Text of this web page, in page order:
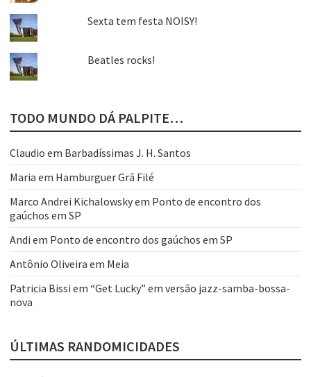
Sexta tem festa NOISY!
Beatles rocks!
TODO MUNDO DÁ PALPITE…
Claudio em Barbadíssimas J. H. Santos
Maria em Hamburguer Grã Filé
Marco Andrei Kichalowskyem Ponto de encontro dos
gaúchos em SP
Andi em Ponto de encontro dos gaúchos em SP
Antônio Oliveira em Meia
Patricia Bissi em “Get Lucky” em versão jazz-samba-bossa-
nova
ÚLTIMAS RANDOMICIDADES